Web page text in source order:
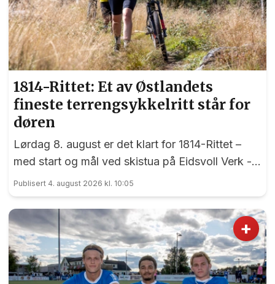
1814-Rittet: Et av Østlandets
fineste terrengsykkelritt står for
døren
Lørdag 8. august er det klart for 1814-Rittet –
med start og mål ved skistua på Eidsvoll Verk -
et ritt som har sine røtter tilbake til 1998.
Publisert 4. august 2026 kl. 10:05
+